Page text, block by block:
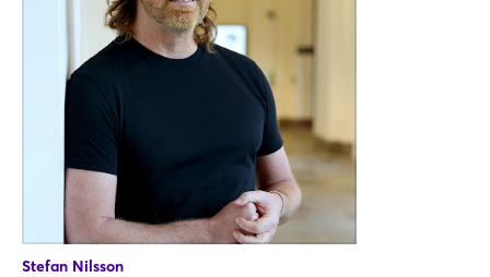
Whatsapp
Link kopieren
Stefan Nilsson
Login